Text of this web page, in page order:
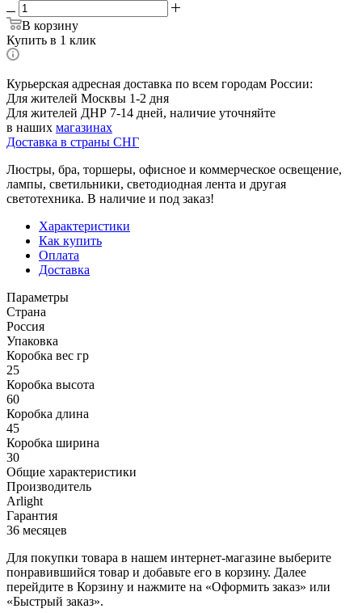
В корзину
Купить в 1 клик
Курьерская адресная доставка по всем городам России:
Для жителей Москвы 1-2 дня
Для жителей ДНР 7-14 дней, наличие уточняйте
в наших магазинах
Доставка в страны СНГ
Люстры, бра, торшеры, офисное и коммерческое освещение,
лампы, светильники, светодиодная лента и другая
светотехника. В наличие и под заказ!
Характеристики
Как купить
Оплата
Доставка
Параметры
Страна
Россия
Упаковка
Коробка вес гр
25
Коробка высота
60
Коробка длина
45
Коробка ширина
30
Общие характеристики
Производитель
Arlight
Гарантия
36 месяцев
Для покупки товара в нашем интернет-магазине выберите
понравившийся товар и добавьте его в корзину. Далее
перейдите в Корзину и нажмите на «Оформить заказ» или
«Быстрый заказ».